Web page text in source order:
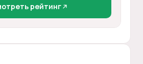
рейтинг